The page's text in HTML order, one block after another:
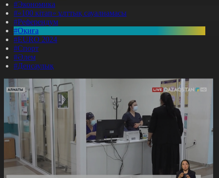
#Экономика
#«100 кітап» ұлттық сауалнамасы
#Референдум
#Оқиға
#EURO 2024
#Спорт
#Әлем
#Денсаулық